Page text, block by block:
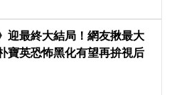
迎最終大結局！網友揪最大
英恐怖黑化有望再拚視后